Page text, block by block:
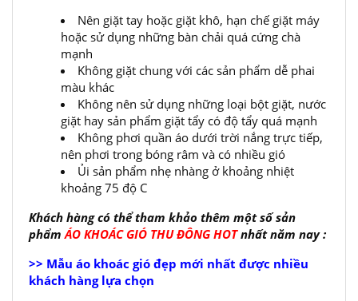
Nên giặt tay hoặc giặt khô, hạn chế giặt máy
hoặc sử dụng những bàn chải quá cứng chà
mạnh
Không giặt chung với các sản phẩm dễ phai
màu khác
Không nên sử dụng những loại bột giặt, nước
giặt hay sản phẩm giặt tẩy có độ tẩy quá mạnh
Không phơi quần áo dưới trời nắng trực tiếp,
nên phơi trong bóng râm và có nhiều gió
Ủi sản phẩm nhẹ nhàng ở khoảng nhiệt
khoảng 75 độ C
Khách hàng có thể tham khảo thêm một số sản
phẩmÁO KHOÁC GIÓ THU ĐÔNG HOTnhất năm nay :
>> Mẫu áo khoác gió đẹp mới nhất được nhiều
khách hàng lựa chọn